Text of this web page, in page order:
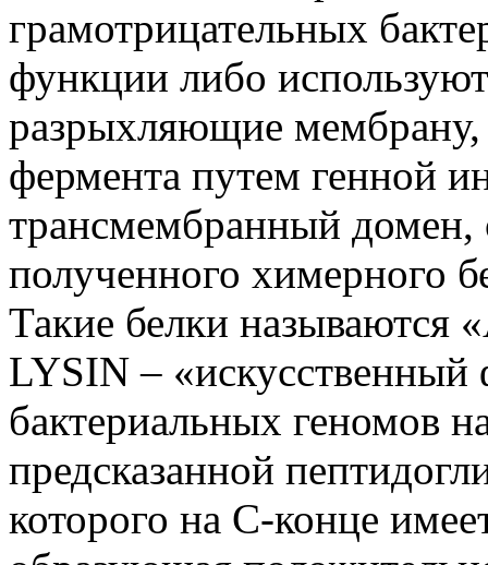
грамотрицательных
функции либо
разрыхляющие
фермента путем генной
трансмембранный домен,
полученного химерного
Такие белки называются
LYSIN –
бактериальных геномов
предсказанной
которого на С-конце